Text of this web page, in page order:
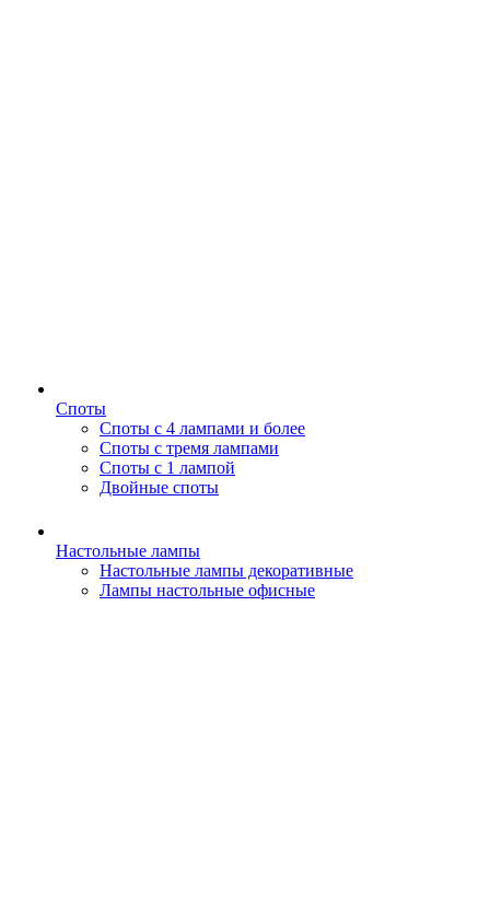
Споты
Споты с 4 лампами и более
Споты с тремя лампами
Споты с 1 лампой
Двойные споты
Настольные лампы
Настольные лампы декоративные
Лампы настольные офисные